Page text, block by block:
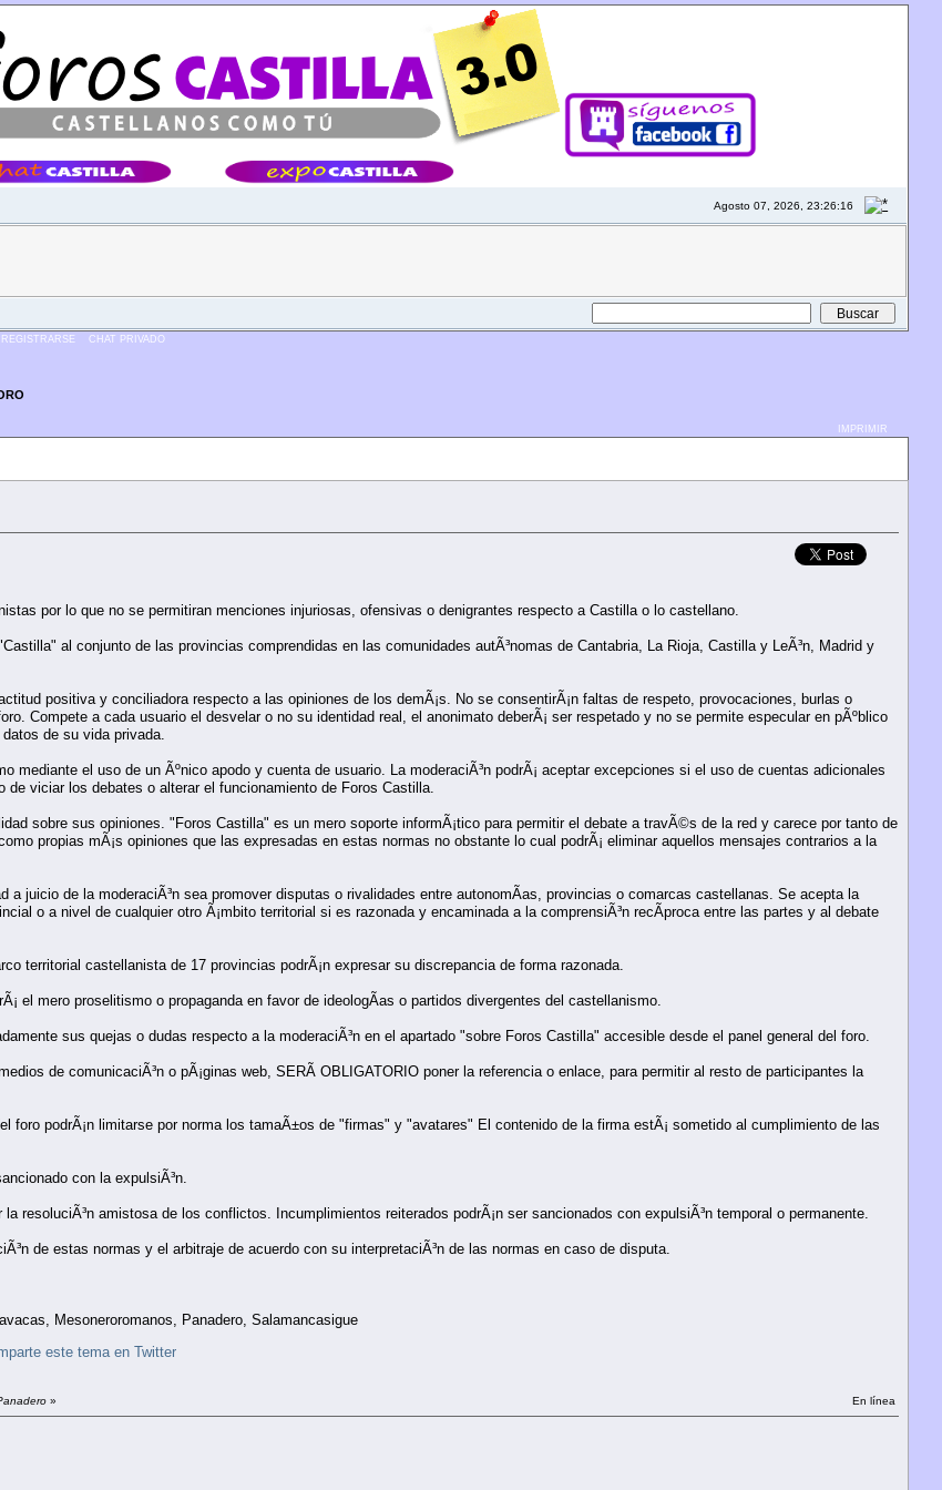
Agosto 07, 2026, 23:26:16
REGISTRARSE CHAT PRIVADO
IMPRIMIR
por lo que no se permitiran menciones injuriosas, ofensivas o denigrantes respecto a Castilla o lo castellano.
al conjunto de las provincias comprendidas en las comunidades autÃ³nomas de Cantabria, La Rioja, Castilla y LeÃ³n, Madrid y
positiva y conciliadora respecto a las opiniones de los demÃ¡s. No se consentirÃ¡n faltas de respeto, provocaciones, burlas o
Compete a cada usuario el desvelar o no su identidad real, el anonimato deberÃ¡ ser respetado y no se permite especular en pÃºblico
de su vida privada.
mediante el uso de un Ãºnico apodo y cuenta de usuario. La moderaciÃ³n podrÃ¡ aceptar excepciones si el uso de cuentas adicionales
de viciar los debates o alterar el funcionamiento de Foros Castilla.
sobre sus opiniones. "Foros Castilla" es un mero soporte informÃ¡tico para permitir el debate a travÃ©s de la red y carece por tanto de
propias mÃ¡s opiniones que las expresadas en estas normas no obstante lo cual podrÃ¡ eliminar aquellos mensajes contrarios a la
a juicio de la moderaciÃ³n sea promover disputas o rivalidades entre autonomÃ­as, provincias o comarcas castellanas. Se acepta la
o a nivel de cualquier otro Ã¡mbito territorial si es razonada y encaminada a la comprensiÃ³n recÃ­proca entre las partes y al debate
territorial castellanista de 17 provincias podrÃ¡n expresar su discrepancia de forma razonada.
el mero proselitismo o propaganda en favor de ideologÃ­as o partidos divergentes del castellanismo.
sus quejas o dudas respecto a la moderaciÃ³n en el apartado "sobre Foros Castilla" accesible desde el panel general del foro.
de comunicaciÃ³n o pÃ¡ginas web, SERÃ OBLIGATORIO poner la referencia o enlace, para permitir al resto de participantes la
foro podrÃ¡n limitarse por norma los tamaÃ±os de "firmas" y "avatares" El contenido de la firma estÃ¡ sometido al cumplimiento de las
con la expulsiÃ³n.
la resoluciÃ³n amistosa de los conflictos. Incumplimientos reiterados podrÃ¡n ser sancionados con expulsiÃ³n temporal o permanente.
de estas normas y el arbitraje de acuerdo con su interpretaciÃ³n de las normas en caso de disputa.
Mesoneroromanos, Panadero, Salamancasigue
» En línea